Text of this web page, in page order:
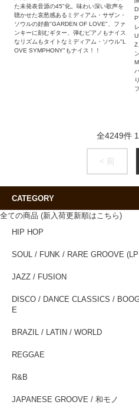
た未発表音源の45"化。味わい深い歌声を
聴かせた哀愁感あるミディアム・サザン・
ソウルの好曲"GARDEN OF LOVE"、ファ
ンキーに刻むギター、弾むピアノもナイス
なリズムもタイトなミディアム・ソウル"L
OVE SYMPHONY"もナイス！！
Z
全4249件 1
< 前
CATEGORY
全ての商品 (新入荷更新順はこちら)
HIP HOP
SOUL / FUNK / RARE GROOVE
JAZZ / FUSION
DISCO / DANCE CLASSICS /
E
BRAZIL / LATIN / WORLD
REGGAE
R&B
JAPANESE GROOVE / 和モノ